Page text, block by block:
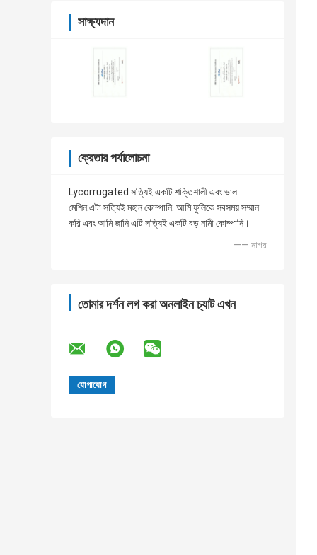
সাক্ষ্যদান
ক্রেতার পর্যালোচনা
Lycorrugated সত্যিই একটি শক্তিশালী এবং ভাল
মেশিন.এটা সত্যিই মহান কোম্পানি. আমি ফুলিকে সবসময় সম্মান
করি এবং আমি জানি এটি সত্যিই একটি বড় নামী কোম্পানি।
—— নাগর
তোমার দর্শন লগ করা অনলাইন চ্যাট এখন